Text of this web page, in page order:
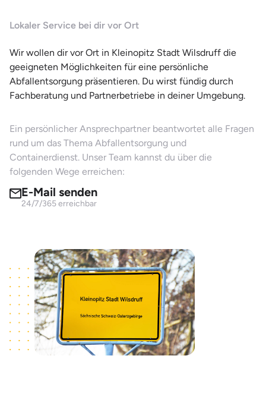
Lokaler Service bei dir vor Ort
Wir wollen dir vor Ort in Kleinopitz Stadt Wilsdruff die
geeigneten Möglichkeiten für eine persönliche
Abfallentsorgung präsentieren. Du wirst fündig durch
Fachberatung und Partnerbetriebe in deiner Umgebung.
Ein persönlicher Ansprechpartner beantwortet alle Fragen
rund um das Thema Abfallentsorgung und
Containerdienst. Unser Team kannst du über die
folgenden Wege erreichen:
E-Mail senden
24/7/365 erreichbar